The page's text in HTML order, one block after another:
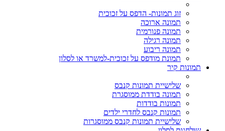
זוג תמונות- הדפס על זכוכית
תמונה ארוכה
תמונה פנורמית
תמונה רגילה
תמונה ריבוע
תמונת מודפס על זכוכית-למשרד או לסלון
תמונות קיר
שלישיית תמונות קנבס
תמונה בודדת ממוסגרת
תמונות בודדות
תמונות קנבס לחדרי ילדים
שלישיית תמונות קנבס ממוסגרות